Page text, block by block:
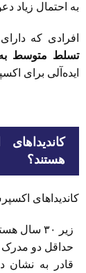
به احتمال زیاد
افرادی که دارای
تسلط متوسط ​​به
ایده‌آلی برای
هستند؟
کاندیداهای
زیر ۳۰ سال هستند؛
حداقل دو مدرک
قادر به نشان